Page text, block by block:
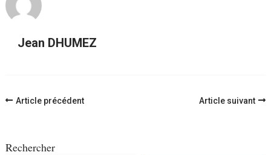
Jean DHUMEZ
Navigation
Article précédent Article suivant
Rechercher